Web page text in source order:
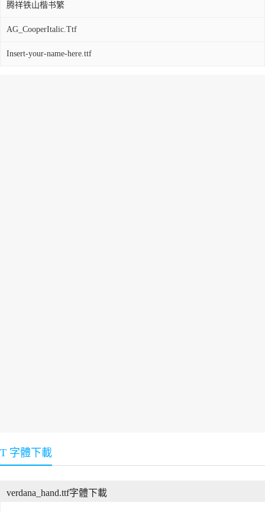
腾祥铁山楷书繁
AG_CooperItalic.Ttf
Insert-your-name-here.ttf
T 字體下載
verdana_hand.ttf字體下載